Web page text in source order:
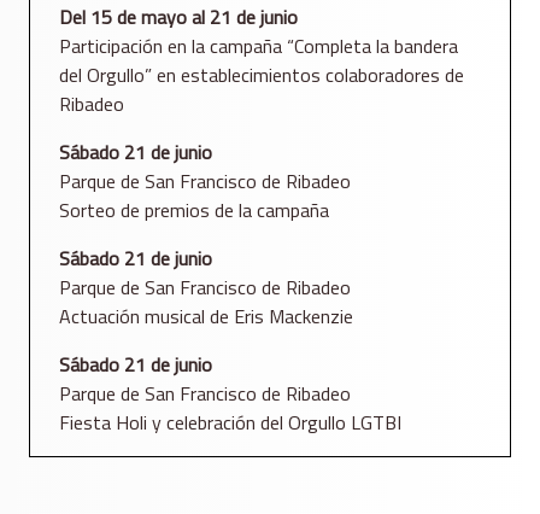
Del 15 de mayo al 21 de junio
Participación en la campaña “Completa la bandera
del Orgullo” en establecimientos colaboradores de
Ribadeo
Sábado 21 de junio
Parque de San Francisco de Ribadeo
Sorteo de premios de la campaña
Sábado 21 de junio
Parque de San Francisco de Ribadeo
Actuación musical de Eris Mackenzie
Sábado 21 de junio
Parque de San Francisco de Ribadeo
Fiesta Holi y celebración del Orgullo LGTBI